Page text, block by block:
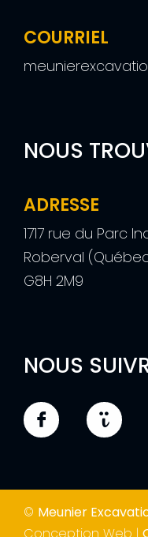
COURRIEL
NOUS
ADRESSE
1717 rue du Parc
Roberval
G8H 2M9
NOUS
© Meunier